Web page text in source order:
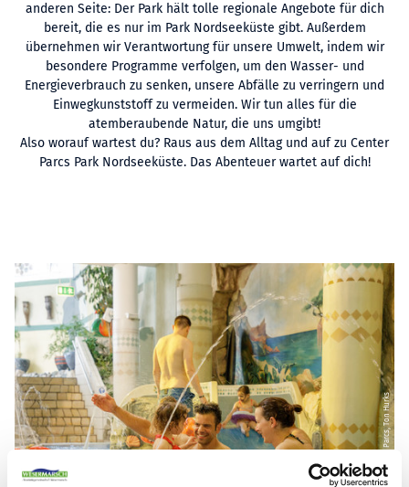
anderen Seite: Der Park hält tolle regionale Angebote für dich
bereit, die es nur im Park Nordseeküste gibt. Außerdem
übernehmen wir Verantwortung für unsere Umwelt, indem wir
besondere Programme verfolgen, um den Wasser- und
Energieverbrauch zu senken, unsere Abfälle zu verringern und
Einwegkunststoff zu vermeiden. Wir tun alles für die
atemberaubende Natur, die uns umgibt!
Also worauf wartest du? Raus aus dem Alltag und auf zu Center
Parcs Park Nordseeküste. Das Abenteuer wartet auf dich!
© CC-BY-SA | Center Parcs, Ton Hurks